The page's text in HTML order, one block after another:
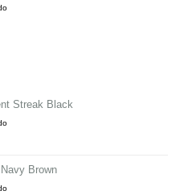
Streak Black
Brown